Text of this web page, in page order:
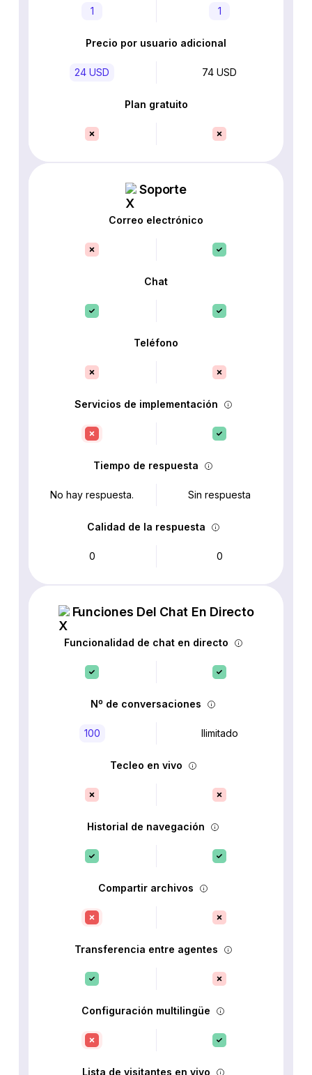
1 1
Precio por usuario adicional
24 USD 74 USD
Plan gratuito
Soporte
Correo electrónico
Chat
Teléfono
Servicios de implementación
Tiempo de respuesta
No hay respuesta. Sin respuesta
Calidad de la respuesta
0 0
Funciones Del Chat En Directo
Funcionalidad de chat en directo
Nº de conversaciones
100 Ilimitado
Tecleo en vivo
Historial de navegación
Compartir archivos
Transferencia entre agentes
Configuración multilingüe
Lista de visitantes en vivo